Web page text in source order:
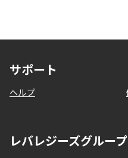
サポート
ヘルプ
レバレジーズグルー